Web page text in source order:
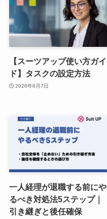
【スーツアップ使い方ガイ
ド】タスクの設定方法
2026年8月7日
一人経理が退職する前にや
るべき対処法5ステップ｜
引き継ぎと後任確保